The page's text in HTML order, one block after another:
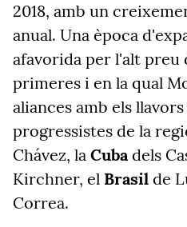
2018, amb un
anual. Una època
afavorida per l'alt preu
primeres i en la qual
aliances amb els
progressistes de la
Chávez, la Cubadels
Kirchner, el Brasil de
Correa.